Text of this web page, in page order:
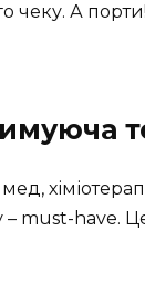
чеку. А
– must-have.